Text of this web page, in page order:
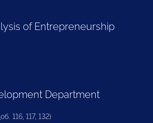
of Entrepreneurship
Department
116, 117, 132)